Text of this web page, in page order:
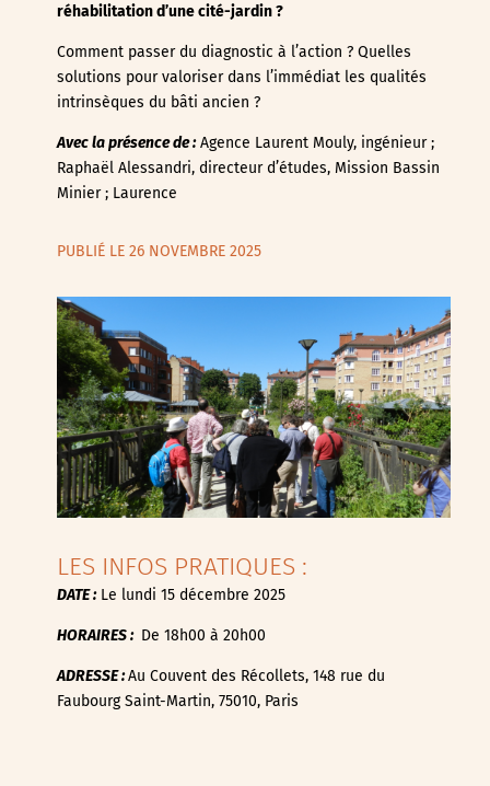
réhabilitation d’une cité-jardin ?
Comment passer du diagnostic à l’action ? Quelles
solutions pour valoriser dans l’immédiat les qualités
intrinsèques du bâti ancien ?
Avec la présence de : Agence Laurent Mouly, ingénieur ;
Raphaël Alessandri, directeur d’études, Mission Bassin
Minier ; Laurence
PUBLIÉ LE 26 NOVEMBRE 2025
LES INFOS PRATIQUES :
DATE :Le lundi 15 décembre 2025
HORAIRES : De 18h00 à 20h00
ADRESSE :Au Couvent des Récollets, 148 rue du
Faubourg Saint-Martin, 75010, Paris